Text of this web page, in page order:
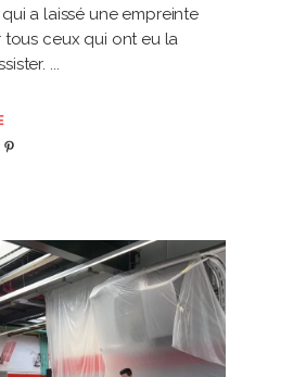
a laissé une empreinte
tous ceux qui ont eu la